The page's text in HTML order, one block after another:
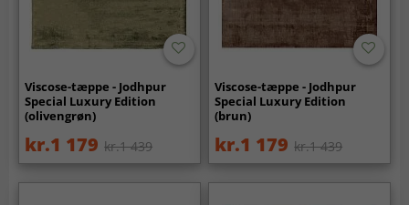
Viscose-tæppe - Jodhpur
Special Luxury Edition
(olivengrøn)
kr.1 179 kr.1 439
Viscose-tæppe - Jodhpur
Special Luxury Edition
(brun)
kr.1 179 kr.1 439